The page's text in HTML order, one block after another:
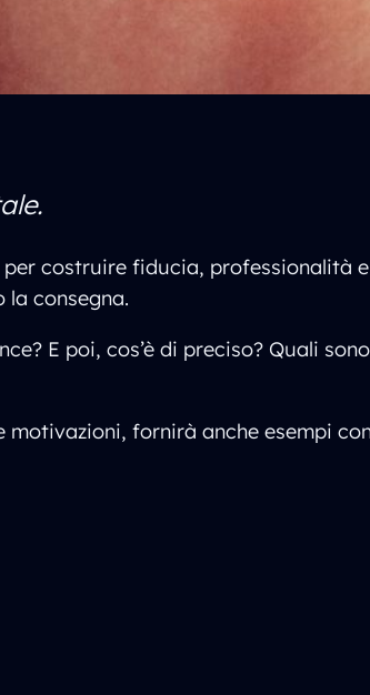
costruire fiducia, professionalità
consegna.
E poi, cos’è di preciso? Quali
fornirà anche esempi